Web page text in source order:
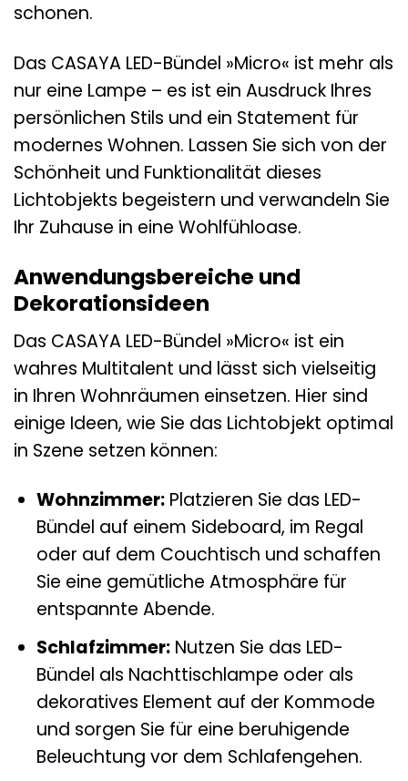
schonen.
Das CASAYA LED-Bündel »Micro« ist mehr als
nur eine Lampe – es ist ein Ausdruck Ihres
persönlichen Stils und ein Statement für
modernes Wohnen. Lassen Sie sich von der
Schönheit und Funktionalität dieses
Lichtobjekts begeistern und verwandeln Sie
Ihr Zuhause in eine Wohlfühloase.
Anwendungsbereiche und
Dekorationsideen
Das CASAYA LED-Bündel »Micro« ist ein
wahres Multitalent und lässt sich vielseitig
in Ihren Wohnräumen einsetzen. Hier sind
einige Ideen, wie Sie das Lichtobjekt optimal
in Szene setzen können:
Wohnzimmer:Platzieren Sie das LED-
Bündel auf einem Sideboard, im Regal
oder auf dem Couchtisch und schaffen
Sie eine gemütliche Atmosphäre für
entspannte Abende.
Schlafzimmer:Nutzen Sie das LED-
Bündel als Nachttischlampe oder als
dekoratives Element auf der Kommode
und sorgen Sie für eine beruhigende
Beleuchtung vor dem Schlafengehen.